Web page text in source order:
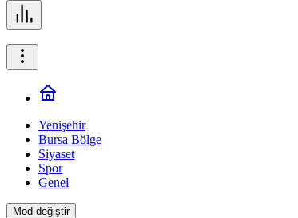
Yenişehir
Bursa Bölge
Siyaset
Spor
Genel
Mod değiştir